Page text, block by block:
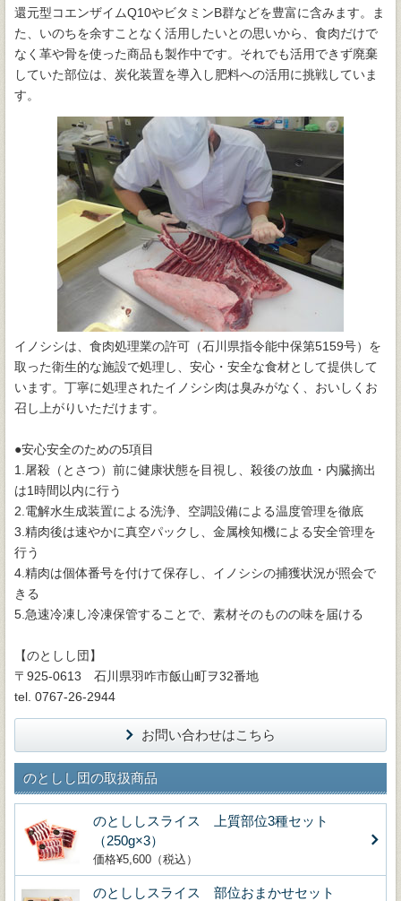
還元型コエンザイムQ10やビタミンB群などを豊富に含みます。ま
た、いのちを余すことなく活用したいとの思いから、食肉だけで
なく革や骨を使った商品も製作中です。それでも活用できず廃棄
していた部位は、炭化装置を導入し肥料への活用に挑戦していま
す。
イノシシは、食肉処理業の許可（石川県指令能中保第5159号）を
取った衛生的な施設で処理し、安心・安全な食材として提供して
います。丁寧に処理されたイノシシ肉は臭みがなく、おいしくお
召し上がりいただけます。
●安心安全のための5項目
1.屠殺（とさつ）前に健康状態を目視し、殺後の放血・内臓摘出
は1時間以内に行う
2.電解水生成装置による洗浄、空調設備による温度管理を徹底
3.精肉後は速やかに真空パックし、金属検知機による安全管理を
行う
4.精肉は個体番号を付けて保存し、イノシシの捕獲状況が照会で
きる
5.急速冷凍し冷凍保管することで、素材そのものの味を届ける
【のとしし団】
〒925-0613 石川県羽咋市飯山町ヲ32番地
tel. 0767-26-2944
お問い合わせはこちら
のとしし団の取扱商品
のとししスライス 上質部位3種セット
（250g×3）
価格¥5,600（税込）
のとししスライス 部位おまかせセット